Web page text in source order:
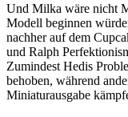
Und Milka wäre nicht
Modell beginnen
nachher auf dem
und Ralph
Zumindest Hedis
behoben, während
Miniaturausgabe